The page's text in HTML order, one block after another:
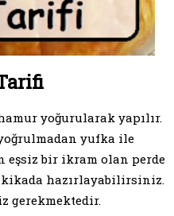
yoğurularak yapılır.
yufka ile
eşsiz bir ikram olan perde
hazırlayabilirsiniz.
gerekmektedir.